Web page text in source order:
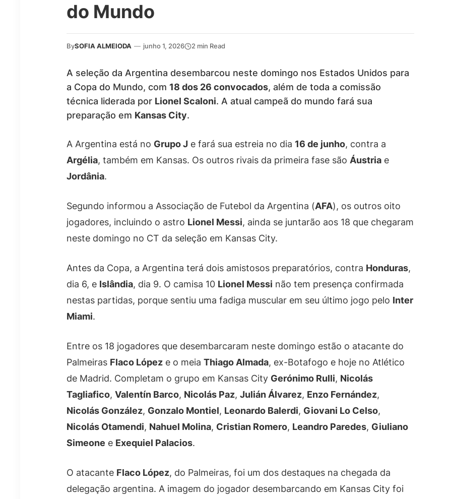
do Mundo
BySOFIA ALMEIODA — junho 1, 2026 2 min Read
A seleção da Argentina desembarcou neste domingo nos Estados Unidos para
a Copa do Mundo, com 18 dos 26 convocados, além de toda a comissão
técnica liderada por Lionel Scaloni. A atual campeã do mundo fará sua
preparação em Kansas City.
A Argentina está no Grupo J e fará sua estreia no dia 16 de junho, contra a
Argélia, também em Kansas. Os outros rivais da primeira fase são Áustria e
Jordânia.
Segundo informou a Associação de Futebol da Argentina (AFA), os outros oito
jogadores, incluindo o astro Lionel Messi, ainda se juntarão aos 18 que chegaram
neste domingo no CT da seleção em Kansas City.
Antes da Copa, a Argentina terá dois amistosos preparatórios, contra Honduras,
dia 6, e Islândia, dia 9. O camisa 10 Lionel Messi não tem presença confirmada
nestas partidas, porque sentiu uma fadiga muscular em seu último jogo pelo Inter
Miami.
Entre os 18 jogadores que desembarcaram neste domingo estão o atacante do
Palmeiras Flaco López e o meia Thiago Almada, ex-Botafogo e hoje no Atlético
de Madrid. Completam o grupo em Kansas City Gerónimo Rulli, Nicolás
Tagliafico, Valentín Barco, Nicolás Paz, Julián Álvarez, Enzo Fernández,
Nicolás González, Gonzalo Montiel, Leonardo Balerdi, Giovani Lo Celso,
Nicolás Otamendi, Nahuel Molina, Cristian Romero, Leandro Paredes, Giuliano
Simeone e Exequiel Palacios.
O atacante Flaco López, do Palmeiras, foi um dos destaques na chegada da
delegação argentina. A imagem do jogador desembarcando em Kansas City foi